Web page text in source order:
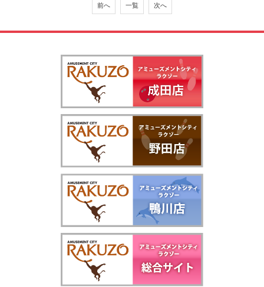
前へ 一覧 次へ